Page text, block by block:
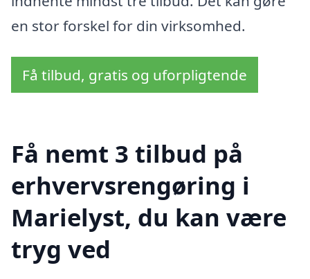
en stor forskel for din virksomhed.
Få tilbud, gratis og uforpligtende
Få nemt 3 tilbud på
erhvervsrengøring i
Marielyst, du kan være
tryg ved